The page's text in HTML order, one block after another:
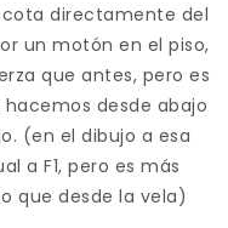
directamente del
un motón en el piso,
que antes, pero es
desde abajo
(en el dibujo a esa
a F1, pero es más
que desde la vela)